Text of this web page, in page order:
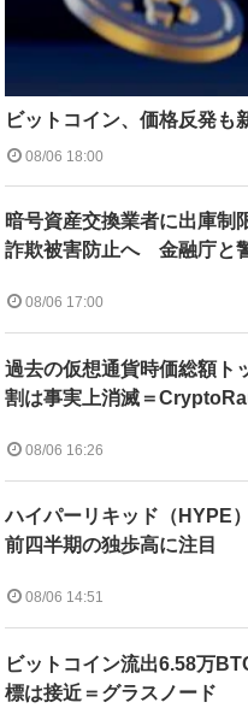
ビットコイン、価格反発も
08/06 18:00
暗号資産交換業者に出庫制
詐欺被害防止へ 金融庁と
08/06 17:00
過去の仮想通貨時価総額ト
割は事実上消滅＝
08/06 16:26
ハイパーリキッド（HYPE
前四半期の独歩高に注目
08/06 14:51
ビットコイン流出6.58万
標は接近＝グラスノード